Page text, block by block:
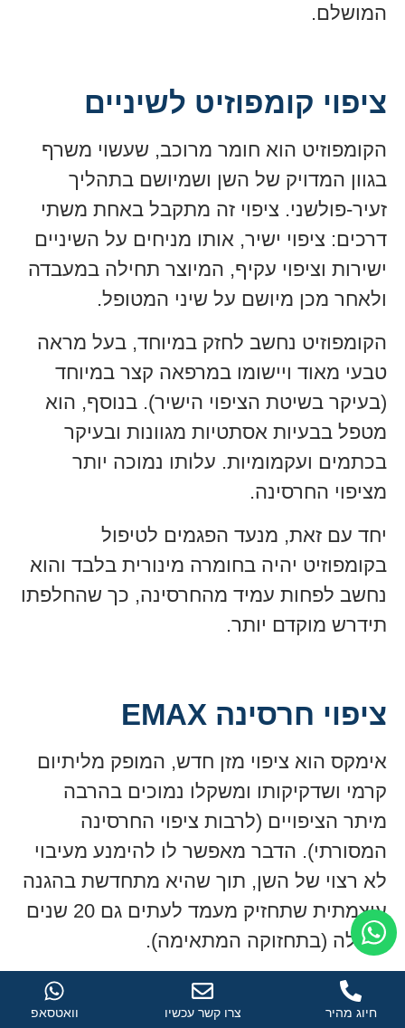
המושלם.
ציפוי קומפוזיט לשיניים
הקומפוזיט הוא חומר מרוכב, שעשוי משרף
בגוון המדויק של השן ושמיושם בתהליך
זעיר-פולשני. ציפוי זה מתקבל באחת משתי
דרכים: ציפוי ישיר, אותו מניחים על השיניים
ישירות וציפוי עקיף, המיוצר תחילה במעבדה
ולאחר מכן מיושם על שיני המטופל.
הקומפוזיט נחשב לחזק במיוחד, בעל מראה
טבעי מאוד ויישומו במרפאה קצר במיוחד
(בעיקר בשיטת הציפוי הישיר). בנוסף, הוא
מטפל בבעיות אסתטיות מגוונות ובעיקר
בכתמים ועקמומיות. עלותו נמוכה יותר
מציפוי החרסינה.
יחד עם זאת, מנעד הפגמים לטיפול
בקומפוזיט יהיה בחומרה מינורית בלבד והוא
נחשב לפחות עמיד מהחרסינה, כך שהחלפתו
תידרש מוקדם יותר.
ציפוי חרסינה EMAX
אימקס הוא ציפוי מזן חדש, המופק מליתיום
קרמי ושדקיקותו ומשקלו נמוכים בהרבה
מיתר הציפויים (לרבות ציפוי החרסינה
המסורתי). הדבר מאפשר לו להימנע מעיבוי
לא רצוי של השן, תוך שהיא מתחדשת בהגנה
עוצמתית שתחזיק מעמד לעתים גם 20 שנים
ומעלה (בתחזוקה המתאימה).
האימקס בעל שקיפות גבוהה ואיננו אטום
בדומה לחרסינה הרגילה, כך שהוא עשוי שלא
חיוג מהיר צרו קשר עכשיו וואטסאפ